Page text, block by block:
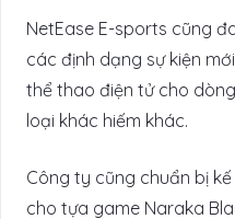
NetEase E-sports cũng
các định dạng sự kiện
thể thao điện tử cho
loại khác hiếm khác.
Công ty cũng chuẩn bị
cho tựa game Naraka